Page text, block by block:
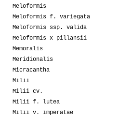
Meloformis
Meloformis f. variegata
Meloformis ssp. valida
Meloformis x pillansii
Memoralis
Meridionalis
Micracantha
Milii
Milii cv.
Milii f. lutea
Milii v. imperatae